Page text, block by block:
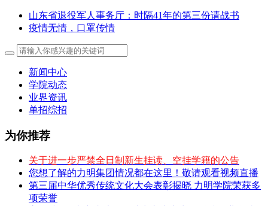
山东省退役军人事务厅：时隔41年的第三份请战书
疫情无情，口罩传情
新闻中心
学院动态
业界资讯
单招综招
为你推荐
关于进一步严禁全日制新生挂读、空挂学籍的公告
您想了解的力明集团情况都在这里！敬请观看视频直播
第三届中华优秀传统文化大会表彰揭晓 力明学院荣获多
项荣誉